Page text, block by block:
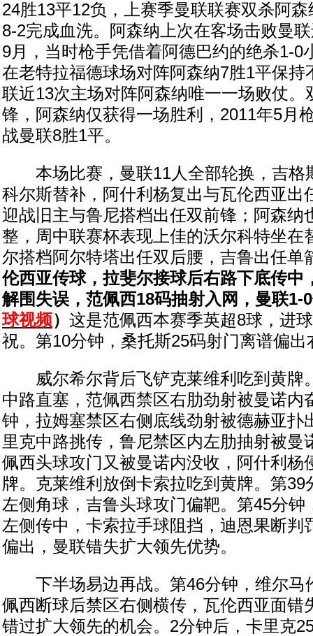
24胜13平12负，上赛季曼联联赛双杀阿
8-2完成血洗。阿森纳上次在客场击败曼
9月，当时枪手凭借着阿德巴约的绝杀1-0
在老特拉福德球场对阵阿森纳7胜1平保持
联近13次主场对阵阿森纳唯一一场败仗。
锋，阿森纳仅获得一场胜利，2011年5月
战曼联8胜1平。
本场比赛，曼联11人全部轮换，吉格
科尔斯替补，阿什利杨复出与瓦伦西亚出
迎战旧主与鲁尼搭档出任双前锋；阿森纳
整，周中联赛杯表现上佳的沃尔科特坐在
尔搭档阿尔特塔出任双后腰，吉鲁出任单
伦西亚传球，拉斐尔接球后右路下底传中
解围失误，范佩西18码抽射入网，曼联1-
球视频） 这是范佩西本赛季英超8球，进
祝。第10分钟，桑托斯25码射门离谱偏出
威尔希尔背后飞铲克莱维利吃到黄牌
中路直塞，范佩西禁区右肋劲射被曼诺内
钟，拉姆塞禁区右侧底线劲射被德赫亚扑
里克中路挑传，鲁尼禁区内左肋抽射被曼
佩西头球攻门又被曼诺内没收，阿什利杨
牌。克莱维利放倒卡索拉吃到黄牌。第39
左侧角球，吉鲁头球攻门偏靶。第45分钟
左侧传中，卡索拉手球阻挡，迪恩果断判
偏出，曼联错失扩大领先优势。
下半场易边再战。第46分钟，维尔马
佩西断球后禁区右侧横传，瓦伦西亚面错
错过扩大领先的机会。2分钟后，卡里克